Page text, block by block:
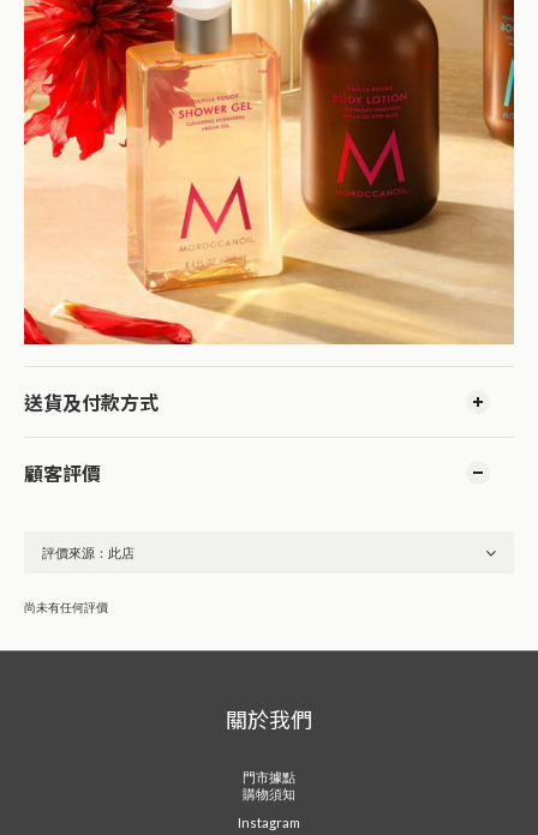
送貨及付款方式
顧客評價
尚未有任何評價
關於我們
門市據點
購物須知
Instagram